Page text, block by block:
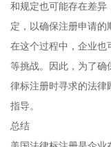
和规定也可能存在差异
定，以确保注册申请的
在这个过程中，企业也
等挑战。因此，为了确
律标注册时寻求的法
指导。
总结